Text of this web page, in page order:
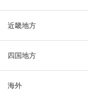
近畿地方
四国地方
海外